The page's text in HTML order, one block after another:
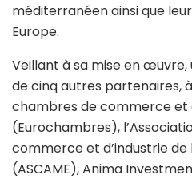
méditerranéen ainsi que
Europe.
Veillant à sa mise en
de cinq autres partenaires,
chambres de commerce et
(Eurochambres),
commerce et d’industrie
(ASCAME), Anima